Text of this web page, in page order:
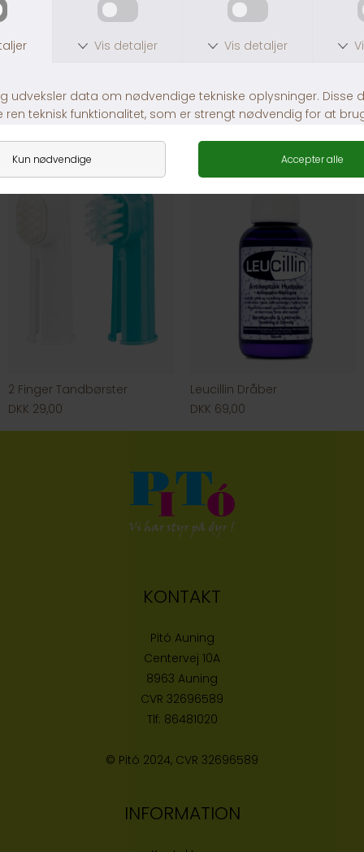
Grooming Glove
DKK 59,00
B&B Deluxe Pelsolie
DKK 169,00
2 Finger Tandbørster
DKK 29,00
Leucillin Dråber
DKK 69,00
KONTAKT
Pitó Auning
Centervej 10A
8963 Auning
CVR 32696589
Tlf: 86481020
© Pitó 2024, CVR 32696589
INFORMATION